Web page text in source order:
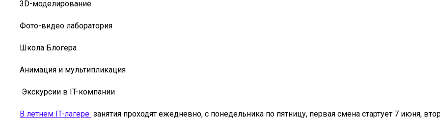
3D-моделирование
Фото-видео лаборатория
Школа Блогера
Анимация и мультипликация
Экскурсии в IT-компании
В летнем IT-лагере занятия проходят ежедневно, с понедельника по пятницу, первая смена стартует 7 июня,